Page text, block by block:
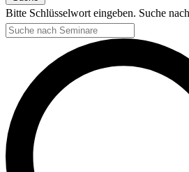
Bitte Schlüsselwort eingeben. Suche